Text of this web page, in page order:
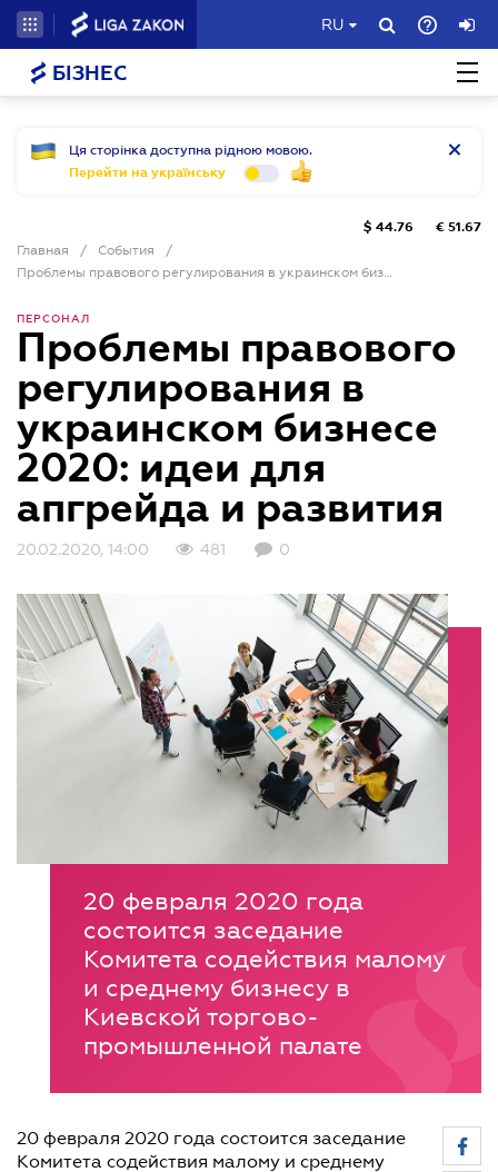
RU
БІЗНЕС
Ця сторінка доступна рідною мовою.
Перейти на українську
Главная / События
/
Проблемы правового регулирования в украинском бизнесе 2020: идеи для апгрейда и развития
$ 44.76 € 51.67
ПЕРСОНАЛ
Проблемы правового
регулирования в
украинском бизнесе
2020: идеи для
апгрейда и развития
20.02.2020, 14:00 481 0
20 февраля 2020 года
состоится заседание
Комитета содействия малому
и среднему бизнесу в
Киевской торгово-
промышленной палате
20 февраля 2020 года состоится заседание
Комитета содействия малому и среднему